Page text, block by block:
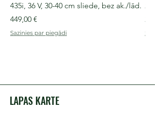
435i, 36 V, 30-40 cm sliede, bez ak./lād.
Cena
449,00 €
Sazinies par piegādi
LAPAS KARTE